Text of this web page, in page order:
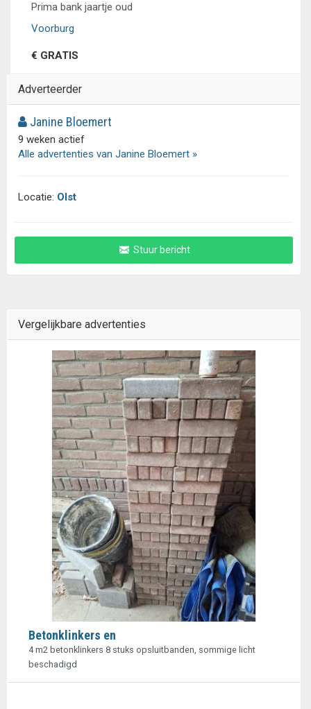
Prima bank jaartje oud
Voorburg
€ GRATIS
Adverteerder
Janine Bloemert
9 weken actief
Alle advertenties van Janine Bloemert »
Locatie: Olst
Stuur bericht
Vergelijkbare advertenties
Betonklinkers en
4 m2 betonklinkers 8 stuks opsluitbanden, sommige licht
beschadigd